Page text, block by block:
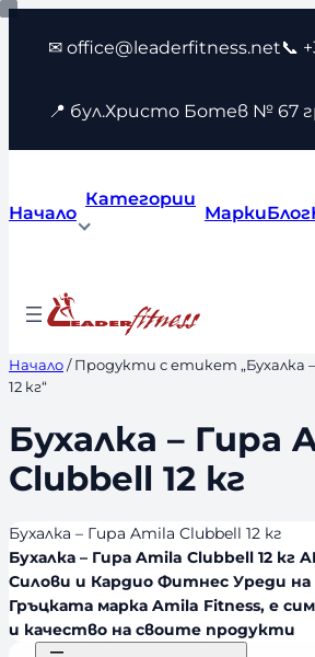
Към
съдържанието
✉ office@leaderfitness.net📞
📍 бул.Христо Ботев № 67
Начало
Категории
МаркиБлог
Начало/ Продукти с етикет „Бухалка
12 кг“
Бухалка – Гира
Clubbell 12 кг
Бухалка – Гира Amila Clubbell 12 кг
Бухалка – Гира Amila Clubbell 12 кг
Силови и Кардио Фитнес Уреди
Гръцката марка Amila Fitness, е
и качество на своите продукти